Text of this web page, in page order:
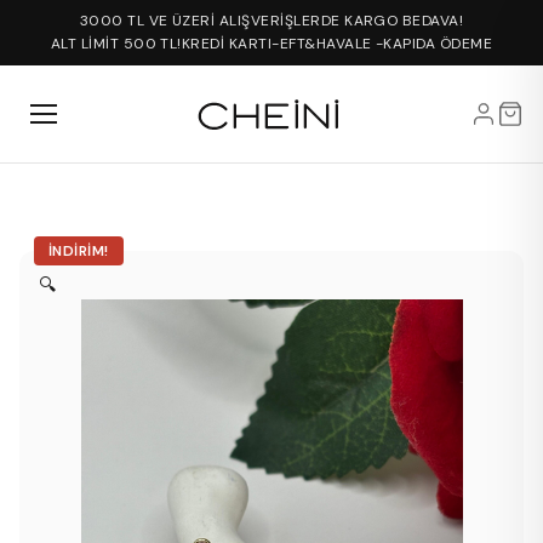
3000 TL VE ÜZERİ ALIŞVERİŞLERDE KARGO BEDAVA!
ALT LİMİT 500 TL!KREDİ KARTI-EFT&HAVALE -KAPIDA ÖDEME
İNDIRIM!
🔍